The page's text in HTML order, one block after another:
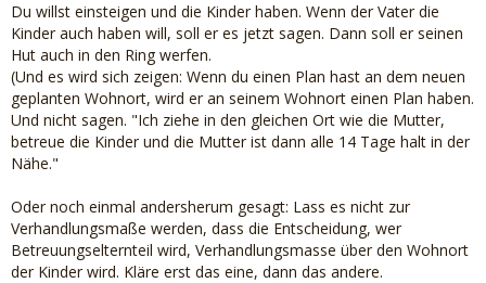
Du willst einsteigen und die Kinder haben. Wenn der Vater die
Kinder auch haben will, soll er es jetzt sagen. Dann soll er seinen
Hut auch in den Ring werfen.
(Und es wird sich zeigen: Wenn du einen Plan hast an dem neuen
geplanten Wohnort, wird er an seinem Wohnort einen Plan haben.
Und nicht sagen. "Ich ziehe in den gleichen Ort wie die Mutter,
betreue die Kinder und die Mutter ist dann alle 14 Tage halt in der
Nähe."
Oder noch einmal andersherum gesagt: Lass es nicht zur
Verhandlungsmaße werden, dass die Entscheidung, wer
Betreuungselternteil wird, Verhandlungsmasse über den Wohnort
der Kinder wird. Kläre erst das eine, dann das andere.